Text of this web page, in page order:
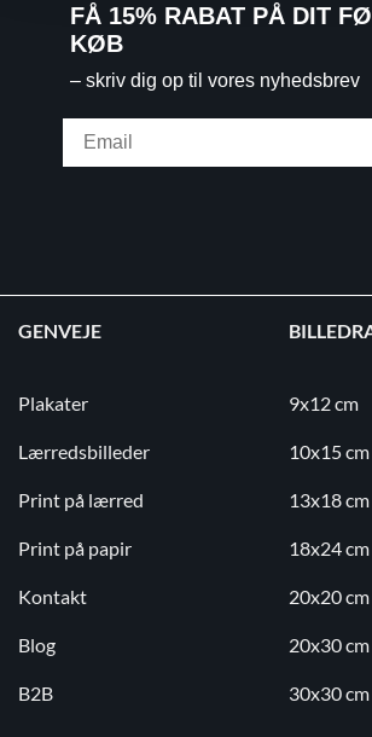
FÅ 15% RABAT PÅ DIT
KØB
– skriv dig op til vores nyhedsbrev
GENVEJE
Plakater
Lærredsbilleder
Print på lærred
Print på papir
Kontakt
Blog
B2B
9x12 cm
10x15 cm
13x18 cm
18x24 cm
20x20 cm
20x30 cm
30x30 cm